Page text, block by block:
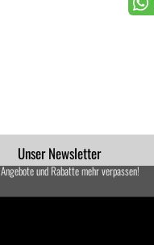
Unser Newsletter
und Rabatte mehr verpassen!